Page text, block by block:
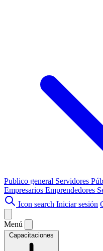
Publico general Servidores
Empresarios Emprendedores
Icon search Iniciar sesión
Menú
Capacitaciones